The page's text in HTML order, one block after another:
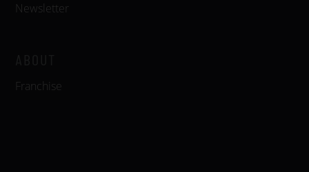
Newsletter
Franchise